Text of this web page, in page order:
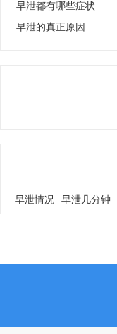
早泄都有哪些症状
早泄的真正原因
早泄情况 早泄几分钟